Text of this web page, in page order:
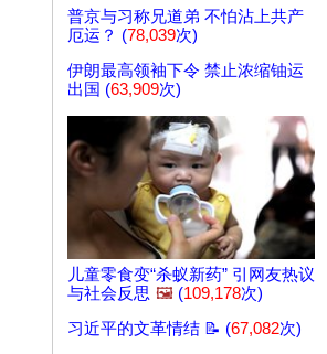
普京与习称兄道弟 不怕沾上共产
厄运？ (78,039次)
伊朗最高领袖下令 禁止浓缩铀运
出国 (63,909次)
儿童零食变“杀蚁新药” 引网友热议
与社会反思 🖼️ (109,178次)
习近平的文革情结 📝 (67,082次)